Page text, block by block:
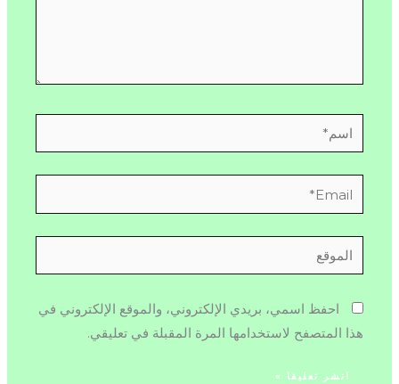
اسم*
Email*
الموقع
احفظ اسمي، بريدي الإلكتروني، والموقع الإلكتروني في
هذا المتصفح لاستخدامها المرة المقبلة في تعليقي.